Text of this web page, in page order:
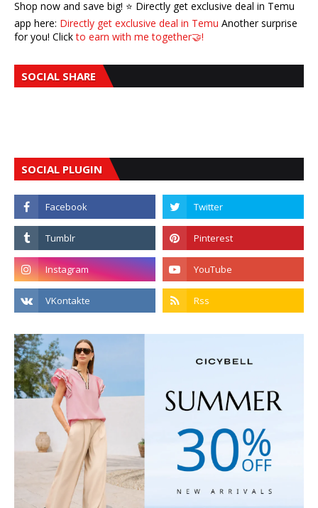
Shop now and save big! ⭐️ Directly get exclusive deal in Temu
app here: Directly get exclusive deal in Temu Another surprise
for you! Clickto earn with me together🤝!
SOCIAL SHARE
SOCIAL PLUGIN